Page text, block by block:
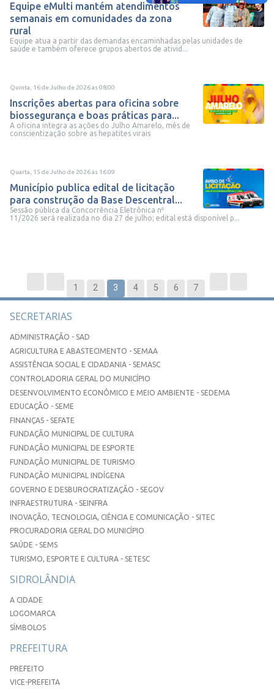
Equipe eMulti mantém atendimentos
semanais em comunidades da zona
rural
Equipe atua a partir das demandas encaminhadas pelas unidades de
saúde e também oferece grupos abertos de ativid...
Quinta, 16 de Julho de 2026às08:00
Inscrições abertas para oficina sobre
biossegurança e boas práticas para...
A oficina integra as ações do Julho Amarelo, mês de
conscientização sobre as hepatites virais
Quarta, 15 de Julho de 2026às 16:09
Município publica edital de licitação
para construção da Base Descentral...
Sessão pública da Concorrência Eletrônica nº
11/2026 será realizada no dia 27 de julho; edital está disponível p...
1 2 3 4 5 6 7
SECRETARIAS
ADMINISTRAÇÃO - SAD
AGRICULTURA E ABASTECIMENTO - SEMAA
ASSISTÊNCIA SOCIAL E CIDADANIA - SEMASC
CONTROLADORIA GERAL DO MUNICÍPIO
DESENVOLVIMENTO ECONÔMICO E MEIO AMBIENTE - SEDEMA
EDUCAÇÃO - SEME
FINANÇAS - SEFATE
FUNDAÇÃO MUNICIPAL DE CULTURA
FUNDAÇÃO MUNICIPAL DE ESPORTE
FUNDAÇÃO MUNICIPAL DE TURISMO
FUNDAÇÃO MUNICIPAL INDÍGENA
GOVERNO E DESBUROCRATIZAÇÃO - SEGOV
INFRAESTRUTURA - SEINFRA
INOVAÇÃO, TECNOLOGIA, CIÊNCIA E COMUNICAÇÃO - SITEC
PROCURADORIA GERAL DO MUNICÍPIO
SAÚDE - SEMS
TURISMO, ESPORTE E CULTURA - SETESC
SIDROLÂNDIA
A CIDADE
LOGOMARCA
SÍMBOLOS
PREFEITURA
PREFEITO
VICE-PREFEITA